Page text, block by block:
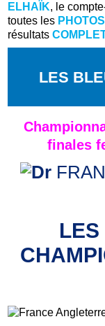
ELHAÏK, le
toutes les PHOTOS
résultats
LES
finales